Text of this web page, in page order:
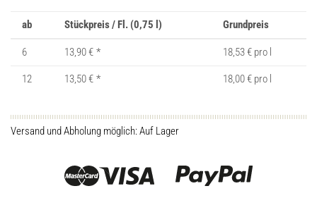
ab Stückpreis / Fl. (0,75 l) Grundpreis
6 13,90 € * 18,53 € pro l
12 13,50 € * 18,00 € pro l
Versand und Abholung möglich: Auf Lager